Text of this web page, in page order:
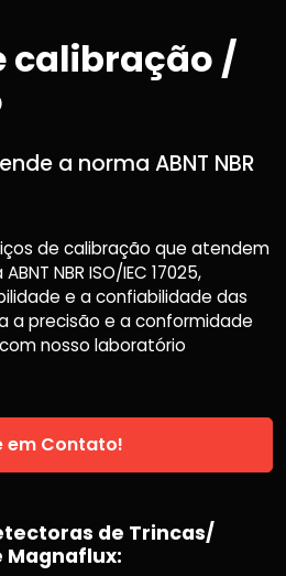
calibração /
a norma ABNT NBR
de calibração que atendem
NBR ISO/IEC 17025,
e a confiabilidade das
a precisão e a conformidade
nosso laboratório
em Contato!
de Trincas/
Magnaflux: